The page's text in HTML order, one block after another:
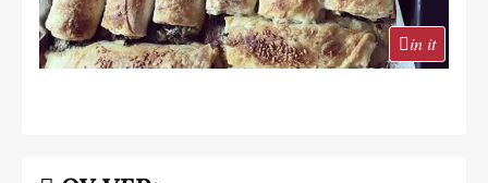
in it